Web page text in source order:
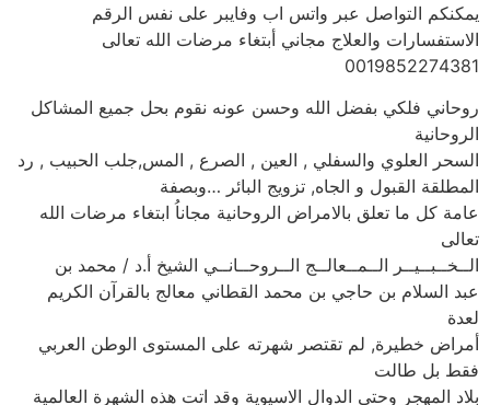
يمكنكم التواصل عبر واتس اب وفايبر على نفس الرقم
الاستفسارات والعلاج مجاني أبتغاء مرضات الله تعالى
0019852274381
روحاني فلكي بفضل الله وحسن عونه نقوم بحل جميع المشاكل
الروحانية
السحر العلوي والسفلي , العين , الصرع , المس,جلب الحبيب , رد
المطلقة القبول و الجاه, تزويج البائر …وبصفة
عامة كل ما تعلق بالامراض الروحانية مجاناُ ابتغاء مرضات الله
تعالى
الــخــبــيــر الــمــعالــج الــروحــانــي الشيخ أ.د / محمد بن
عبد السلام بن حاجي بن محمد القطاني معالج بالقرآن الكريم
لعدة
أمراض خطيرة, لم تقتصر شهرته على المستوى الوطن العربي
فقط بل طالت
بلاد المهجر وحتي الدوال الاسيوية وقد اتت هذه الشهرة العالمية